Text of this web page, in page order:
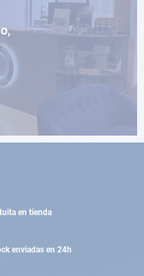
en tienda
enviadas en 24h